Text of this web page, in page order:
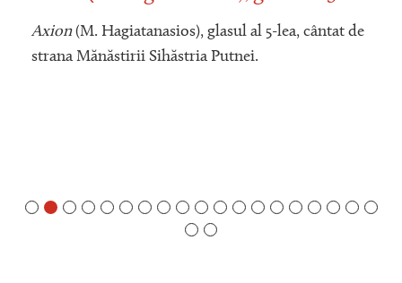
Axion(M. Hagiatanasios), glasul al 5-lea, cântat de
strana Mănăstirii Sihăstria Putnei.